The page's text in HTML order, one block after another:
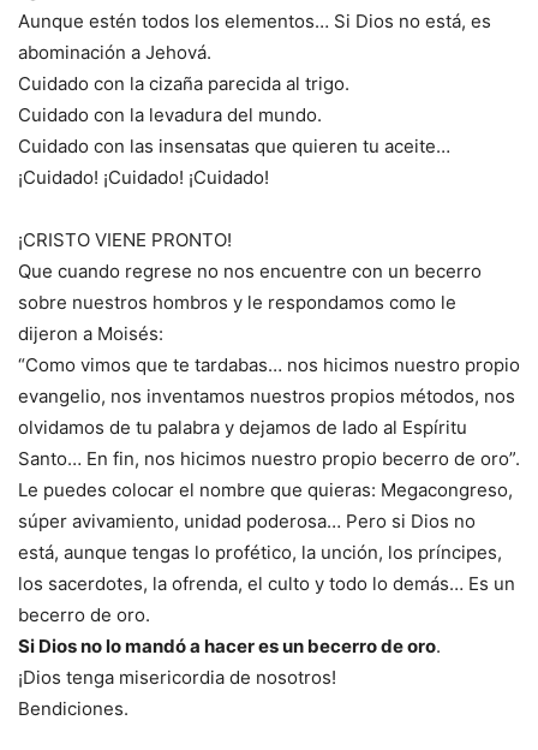
Aunque estén todos los elementos… Si Dios no está, es
abominación a Jehová.
Cuidado con la cizaña parecida al trigo.
Cuidado con la levadura del mundo.
Cuidado con las insensatas que quieren tu aceite…
¡Cuidado! ¡Cuidado! ¡Cuidado!
¡CRISTO VIENE PRONTO!
Que cuando regrese no nos encuentre con un becerro
sobre nuestros hombros y le respondamos como le
dijeron a Moisés:
“Como vimos que te tardabas… nos hicimos nuestro propio
evangelio, nos inventamos nuestros propios métodos, nos
olvidamos de tu palabra y dejamos de lado al Espíritu
Santo… En fin, nos hicimos nuestro propio becerro de oro”.
Le puedes colocar el nombre que quieras: Megacongreso,
súper avivamiento, unidad poderosa… Pero si Dios no
está, aunque tengas lo profético, la unción, los príncipes,
los sacerdotes, la ofrenda, el culto y todo lo demás… Es un
becerro de oro.
Si Dios no lo mandó a hacer es un becerro de oro.
¡Dios tenga misericordia de nosotros!
Bendiciones.